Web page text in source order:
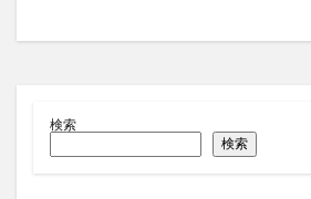
検索
検索